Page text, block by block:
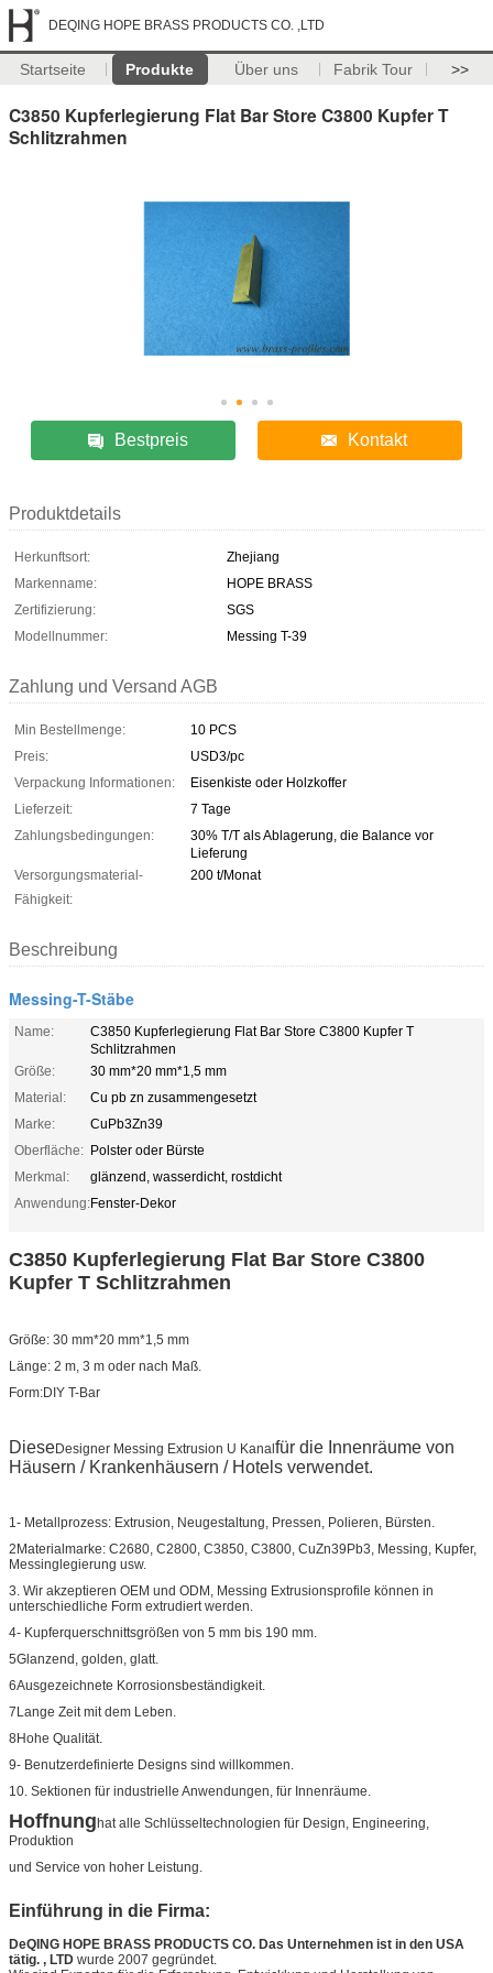
DEQING HOPE BRASS PRODUCTS CO. ,LTD
Startseite Produkte Über uns Fabrik Tour >>
C3850 Kupferlegierung Flat Bar Store C3800 Kupfer T
Schlitzrahmen
Bestpreis Kontakt
Produktdetails
Herkunftsort:
Zhejiang
Markenname:
HOPE BRASS
Zertifizierung:
SGS
Modellnummer:
Messing T-39
Zahlung und Versand AGB
Min Bestellmenge:
10 PCS
Preis:
USD3/pc
Verpackung Informationen:
Eisenkiste oder Holzkoffer
Lieferzeit:
7 Tage
Zahlungsbedingungen:
30% T/T als Ablagerung, die Balance vor
Lieferung
Versorgungsmaterial-
Fähigkeit:
200 t/Monat
Beschreibung
Messing-T-Stäbe
Name:
C3850 Kupferlegierung Flat Bar Store C3800 Kupfer T
Schlitzrahmen
Größe:
30 mm*20 mm*1,5 mm
Material:
Cu pb zn zusammengesetzt
Marke:
CuPb3Zn39
Oberfläche: Polster oder Bürste
Merkmal:
glänzend, wasserdicht, rostdicht
Anwendung:Fenster-Dekor
C3850 Kupferlegierung Flat Bar Store C3800
Kupfer T Schlitzrahmen
Größe: 30 mm*20 mm*1,5 mm
Länge: 2 m, 3 m oder nach Maß.
Form:DIY T-Bar
DieseDesigner Messing Extrusion U Kanalfür die Innenräume von
Häusern / Krankenhäusern / Hotels verwendet.
1- Metallprozess: Extrusion, Neugestaltung, Pressen, Polieren, Bürsten.
2Materialmarke: C2680, C2800, C3850, C3800, CuZn39Pb3, Messing, Kupfer,
Messinglegierung usw.
3. Wir akzeptieren OEM und ODM, Messing Extrusionsprofile können in
unterschiedliche Form extrudiert werden.
4- Kupferquerschnittsgrößen von 5 mm bis 190 mm.
5Glanzend, golden, glatt.
6Ausgezeichnete Korrosionsbeständigkeit.
7Lange Zeit mit dem Leben.
8Hohe Qualität.
9- Benutzerdefinierte Designs sind willkommen.
10. Sektionen für industrielle Anwendungen, für Innenräume.
Hoffnunghat alle Schlüsseltechnologien für Design, Engineering,
Produktion
und Service von hoher Leistung.
Einführung in die Firma:
DeQING HOPE BRASS PRODUCTS CO. Das Unternehmen ist in den USA
tätig. , LTD wurde 2007 gegründet.